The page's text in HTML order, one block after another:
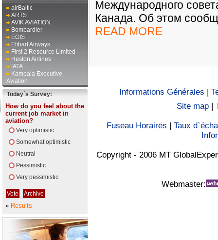
airBaltic
ARTS
AVIK AVIATION
Bombardier
EGIS
Etihad Airways
First 2 Resource Limited
Heston Airlines
IATA
Kampala Executive
Aviation
Today`s Survey:
How do you feel about the
current job market in
aviation?
Very optimistic
Somewhat optimistic
Neutral
Pessimistic
Very pessimistic
» Results
Международного
Канада. Об этом
READ MORE
Informations Générales |
Site map |
Fuseau Horaires | Taux
Copyright - 2006 MT
Webmaster: